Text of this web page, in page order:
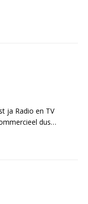
ja Radio en TV
dus…